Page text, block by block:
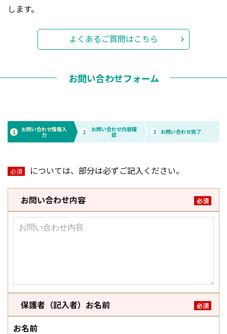
します。
よくあるご質問はこちら
お問い合わせフォーム
1 お問い合わせ情報入
力 2 お問い合わせ内容確
認 3 お問い合わせ完了
必須 については、部分は必ずご記入ください。
お問い合わせ内容 必須
保護者（記入者）お名前 必須
お名前